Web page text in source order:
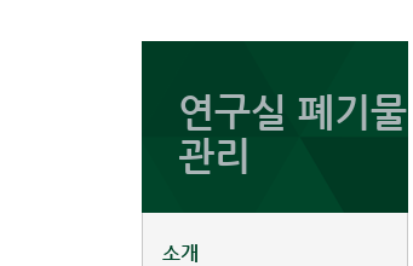
연구실 폐기물
관리
소개